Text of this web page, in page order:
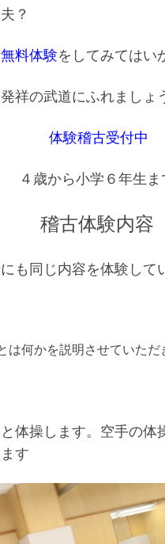
？
料体験をしてみてはい
祥の武道にふれましょ
体験稽古受付中
４歳から小学６年生ま
稽古体験内容
も同じ内容を体験して
は何かを説明させていただ
体操します。空手の体
す